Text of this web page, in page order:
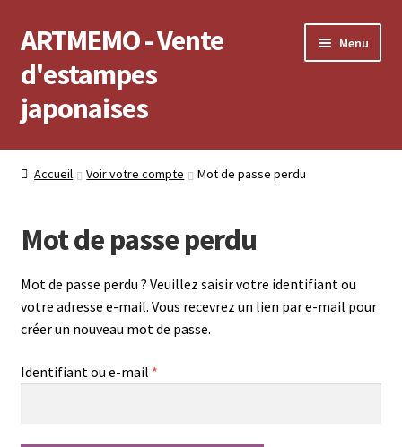
Aller
à
la
navigation
Aller
au
contenu
ARTMEMO - Vente
d'estampes
japonaises
Menu
Accueil
Politique de confidentialité
Validation de votre commande
Voir votre compte
Voir votre panier
Accueil Voir votre compte Mot de passe perdu
Mot de passe perdu
Mot de passe perdu ? Veuillez saisir votre identifiant ou
votre adresse e-mail. Vous recevrez un lien par e-mail pour
créer un nouveau mot de passe.
Identifiant ou e-mail *Obligatoire